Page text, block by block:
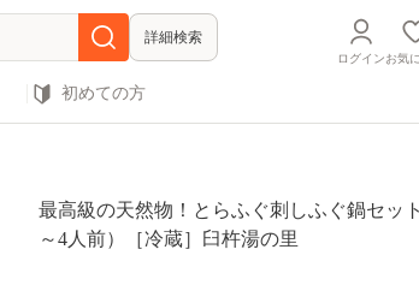
詳細検索
ログインお気
初めての方
最高級の天然物！とらふぐ刺しふぐ鍋セッ
～4人前）［冷蔵］臼杵湯の里